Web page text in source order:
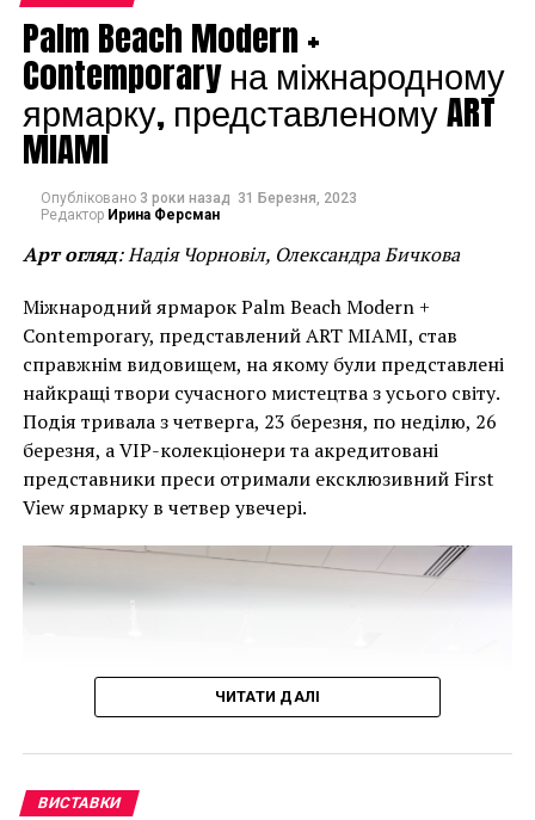
из самых успешных и дорогих современных
художников.
Для художника искусство – это упоение жизнью в
различных ее проявлениях, и зрители чувствуют это.
Наверное, поэтому на сегодняшний день все работы
Кунса продаются за огромные деньги.
Facebook
Twitter
Pinterest
WhatsApp
ViberTelegram
Copy
Link
NEWPORT STREET GALLERY
ДЭМИАН ХЕРСТ
НАСТУПНА СТАТТЯ
В Палестине открылся новый музей без коллекции
ПОПЕРЕДНЯ СТАТТЯ
В Венеции выставят лучшие работы известного
архитектора
Palm Beach Modern +
Contemporary на міжнародному
ярмарку, представленому ART
MIAMI
Опубліковано 3 роки назад 31 Березня, 2023
Редактор Ирина Ферсман
Арт огляд: Надія Чорновіл, Олександра Бичкова
Міжнародний ярмарок Palm Beach Modern +
Contemporary, представлений ART MIAMI, став
справжнім видовищем, на якому були представлені
найкращі твори сучасного мистецтва з усього світу.
Подія тривала з четверга, 23 березня, по неділю, 26
березня, а VIP-колекціонери та акредитовані
представники преси отримали ексклюзивний First
View ярмарку в четвер увечері.
ЧИТАТИ ДАЛІ
ВИСТАВКИ